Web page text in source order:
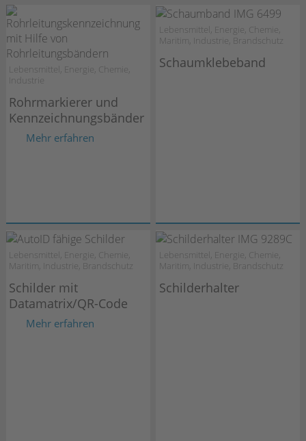
Lebensmittel, Energie, Chemie,
Industrie
Rohrmarkierer und
Kennzeichnungsbänder
Mehr erfahren
Lebensmittel, Energie, Chemie,
Maritim, Industrie, Brandschutz
Schaumklebeband
Lebensmittel, Energie, Chemie,
Maritim, Industrie, Brandschutz
Schilder mit
Datamatrix/QR-Code
Mehr erfahren
Lebensmittel, Energie, Chemie,
Maritim, Industrie, Brandschutz
Schilderhalter